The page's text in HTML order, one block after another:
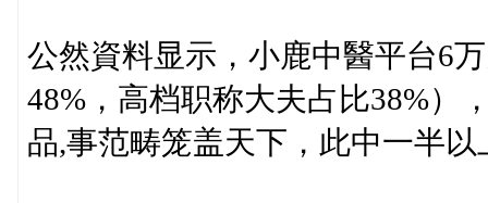
公然資料显示，小鹿中醫平台6
48%，高档职称大夫占比38%）
品,事范畴笼盖天下，此中一半